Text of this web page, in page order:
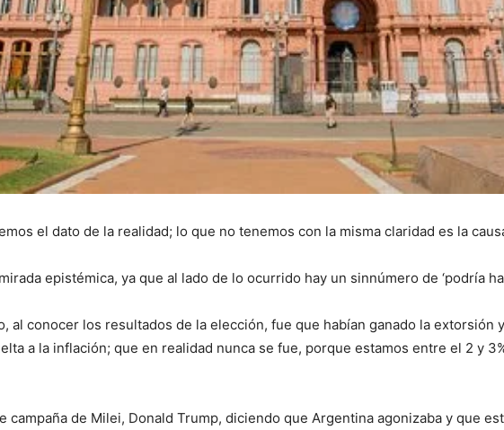
el dato de la realidad; lo que no tenemos con la misma claridad es la
epistémica, ya que al lado de lo ocurrido hay un sinnúmero de ‘podría
los resultados de la elección, fue que habían ganado la extorsión y
a la inflación; que en realidad nunca se fue, porque estamos entre el 2 y
de Milei, Donald Trump, diciendo que Argentina agonizaba y que